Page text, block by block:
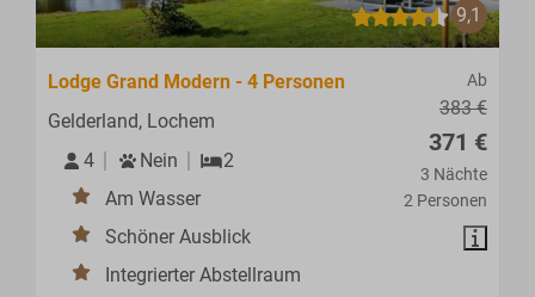
9,1
Ab
383 €
371 €
3 Nächte
2 Personen
Lodge Grand Modern - 4 Personen
Gelderland, Lochem
4
Nein
2
Am Wasser
Schöner Ausblick
Integrierter Abstellraum